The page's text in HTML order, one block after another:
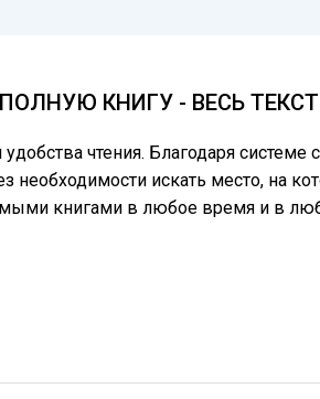
КНИГУ - ВЕСЬ
чтения. Благодаря
необходимости искать место, на
книгами в любое время и в